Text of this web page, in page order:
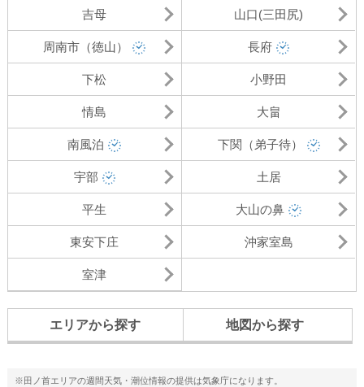
吉母 山口(三田尻)
周南市（徳山） 長府
下松 小野田
情島 大畠
南風泊 下関（弟子待）
宇部 土居
平生 大山の鼻
東安下庄 沖家室島
室津
エリアから探す 地図から探す
※田ノ首エリアの週間天気・潮位情報の提供は気象庁になります。